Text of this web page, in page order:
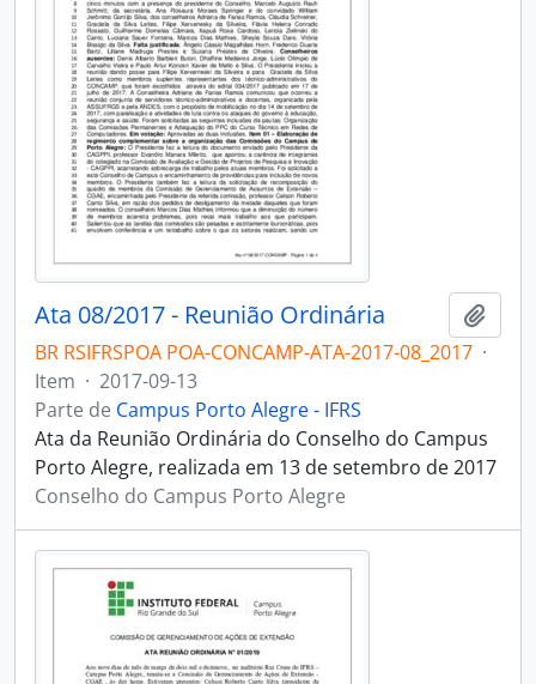
Ata 08/2017 - Reunião Ordinária
BR RSIFRSPOA POA-CONCAMP-ATA-2017-08_2017 ·
Item · 2017-09-13
Parte de Campus Porto Alegre - IFRS
Ata da Reunião Ordinária do Conselho do Campus
Porto Alegre, realizada em 13 de setembro de 2017
Conselho do Campus Porto Alegre